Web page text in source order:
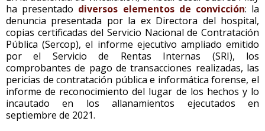
ha presentado diversos elementos de convicción: la
denuncia presentada por la ex Directora del hospital,
copias certificadas del Servicio Nacional de Contratación
Pública (Sercop), el informe ejecutivo ampliado emitido
por el Servicio de Rentas Internas (SRI), los
comprobantes de pago de transacciones realizadas, las
pericias de contratación pública e informática forense, el
informe de reconocimiento del lugar de los hechos y lo
incautado en los allanamientos ejecutados en
septiembre de 2021.